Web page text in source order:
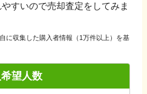
すいので売却査定をしてみま
に収集した購入者情報（1万件以上）を基
望人数